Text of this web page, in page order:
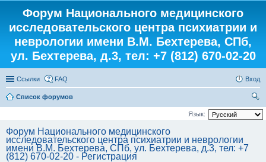
Форум Национального медицинского
исследовательского центра психиатрии и
неврологии имени В.М. Бехтерева, СПб,
ул. Бехтерева, д.3, тел: +7 (812) 670-02-20
Ссылки FAQ Вход
Список форумов
ои
Язык:
Форум Национального медицинского
исследовательского центра психиатрии и неврологии
имени В.М. Бехтерева, СПб, ул. Бехтерева, д.3, тел: +7
(812) 670-02-20 - Регистрация